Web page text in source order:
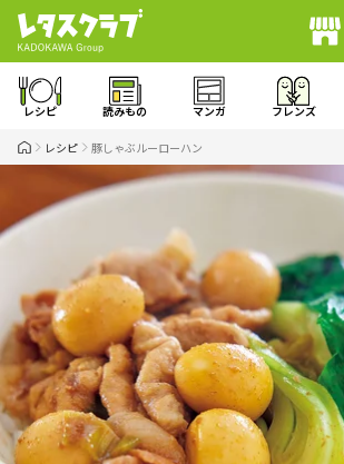
レシピ 読みもの マンガ フレンズ
レシピ 豚しゃぶルーローハン